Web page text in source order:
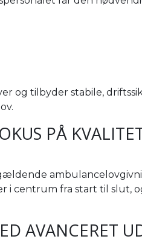
og tilbyder stabile,
PÅ
i centrum fra start til slut,
AVANCERET